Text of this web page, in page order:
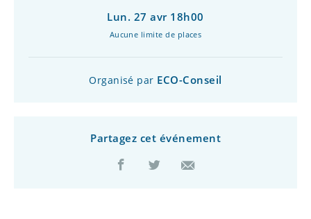
Lun. 27 avr 18h00
Aucune limite de places
Organisé par ECO-Conseil
Partagez cet événement